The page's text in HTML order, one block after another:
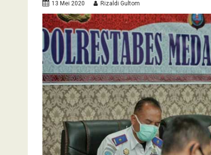
13 Mei 2020 Rizaldi Gultom